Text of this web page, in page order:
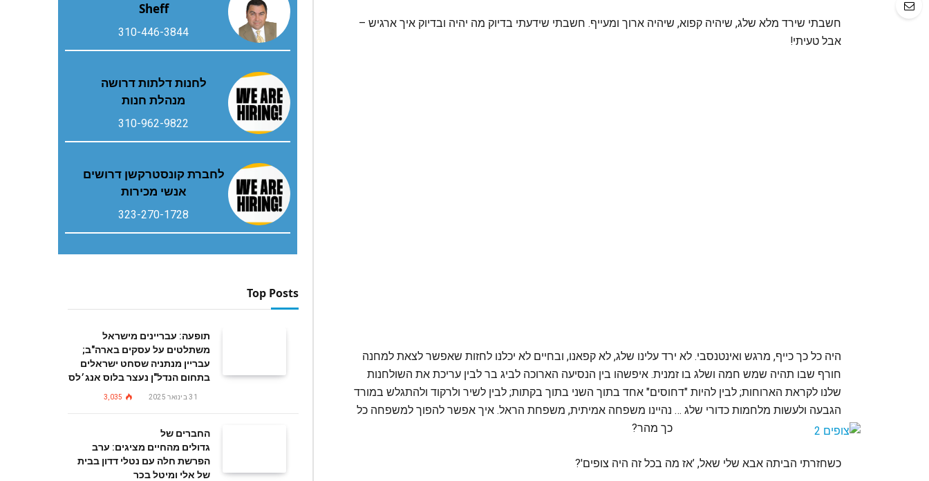
חשבתי שירד מלא שלג, שיהיה קפוא, שיהיה ארוך ומעייף. חשבתי שידעתי בדיוק מה יהיה ובדיוק איך ארגיש –
אבל טעיתי!
היה כל כך כייף, מרגש ואינטנסבי. לא ירד עלינו שלג, לא קפאנו, ובחיים לא יכלנו לחזות שאפשר לצאת למחנה
חורף שבו תהיה שמש חמה ושלג בו זמנית. איפשהו בין הנסיעה הארוכה לביג בר לבין עריכת את השולחנות
שלנו לקראת הארוחות; לבין להיות "דחוסים" אחד בתוך השני בתוך בקתות; לבין לשיר ולרקוד ולהתגלש במורד
הגבעה ולעשות מלחמות כדורי שלג … נהיינו משפחה אמיתית, משפחת הראל. איך אפשר להפוך למשפחה כל
כך מהר?
כשחזרתי הביתה אבא שלי שאל, ’אז מה בכל זה היה צופים'?
Sheff
310-446-3844
לחנות דלתות דרושה
מנהלת חנות
310-962-9822
לחברת קונסטרקשן דרושים
אנשי מכירות
323-270-1728
Top Posts
תופעה: עבריינים מישראל
משתלטים על עסקים בארה"ב;
עבריין מנתניה שסחט ישראלים
בתחום הנדל"ן נעצר בלוס אנג׳לס
31 בינואר 2025 3,035
החברים של
גדולים מהחיים מציגים: ערב
הפרשת חלה עם נטלי דדון בבית
של אלי ומיטל בכר